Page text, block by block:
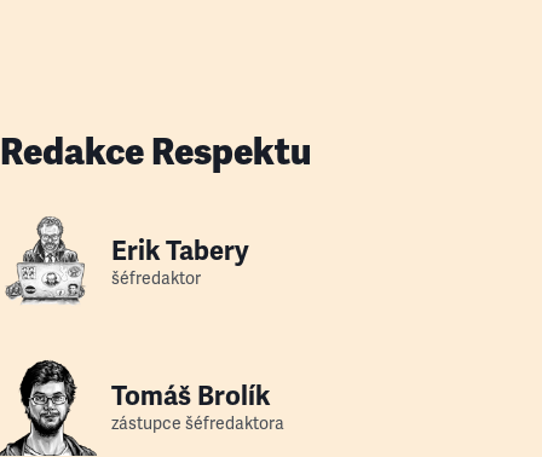
Redakce Respektu
Erik Tabery
šéfredaktor
Tomáš Brolík
zástupce šéfredaktora